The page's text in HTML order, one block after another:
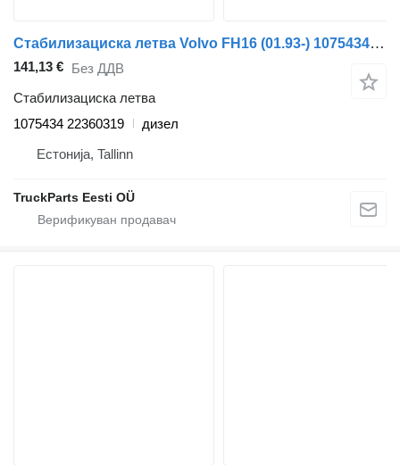
Стабилизациска летва Volvo FH16 (01.93-) 1075434 22360319 за камион влекач Volvo FH12, FH16, NH12, FH, VNL780 (1993-2014)
141,13 € Без ДДВ
Стабилизациска летва
1075434 22360319
дизел
Естонија, Tallinn
TruckParts Eesti OÜ